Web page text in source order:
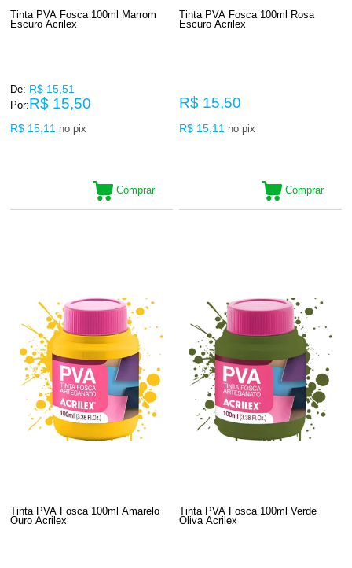
Tinta PVA Fosca 100ml Marrom
Escuro Acrilex
De: R$ 15,51
Por:R$ 15,50
R$ 15,11 no pix
Comprar
Tinta PVA Fosca 100ml Rosa
Escuro Acrilex
R$ 15,50
R$ 15,11 no pix
Comprar
Tinta PVA Fosca 100ml Amarelo
Ouro Acrilex
Tinta PVA Fosca 100ml Verde
Oliva Acrilex